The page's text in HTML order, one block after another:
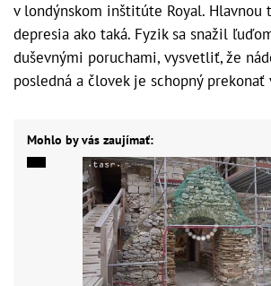
v londýnskom inštitúte Royal. Hlavnou
depresia ako taká. Fyzik sa snažil
duševnými poruchami, vysvetliť, že
posledná a človek je schopný
Mohlo by vás zaujímať: